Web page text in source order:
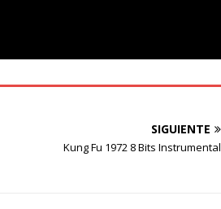
SIGUIENTE
Kung Fu 1972 8 Bits Instrumental